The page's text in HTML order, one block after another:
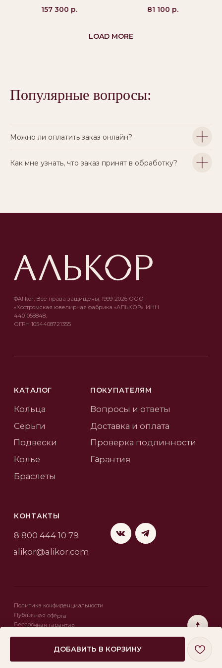
ДОБАВИТЬ В КОРЗИНУ
157 300 р. 81 100 р.
LOAD MORE
Популярные вопросы:
Можно ли оплатить заказ онлайн?
Как мне узнать, что заказ принят в обработку?